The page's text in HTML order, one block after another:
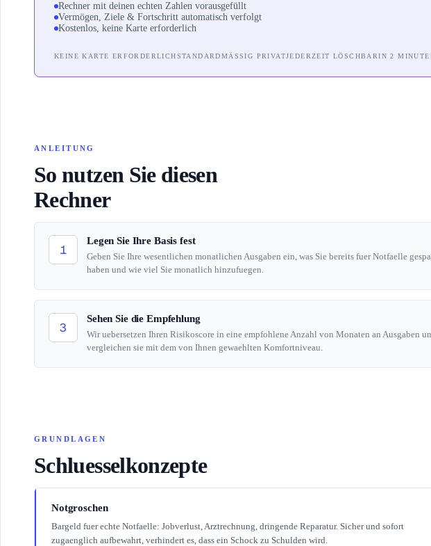
Rechner mit deinen echten Zahlen vorausgefüllt
Vermögen, Ziele & Fortschritt automatisch verfolgt
Kostenlos, keine Karte erforderlich
KEINE KARTE ERFORDERLICHSTANDARDMÄSSIG PRIVAT JEDERZEIT LÖSCHBARIN 2
ANLEITUNG
So nutzen Sie diesen
Rechner
1
Legen Sie Ihre Basis fest
Geben Sie Ihre wesentlichen monatlichen Ausgaben ein, was Sie bereits fuer Notfaelle
haben und wie viel Sie monatlich hinzufuegen.
3
Sehen Sie die Empfehlung
Wir uebersetzen Ihren Risikoscore in eine empfohlene Anzahl von Monaten an Ausgaben
vergleichen sie mit dem von Ihnen gewaehlten Komfortniveau.
GRUNDLAGEN
Schluesselkonzepte
Notgroschen
Bargeld fuer echte Notfaelle: Jobverlust, Arztrechnung, dringende Reparatur. Sicher und sofort
zugaenglich aufbewahrt, verhindert es, dass ein Schock zu Schulden wird.